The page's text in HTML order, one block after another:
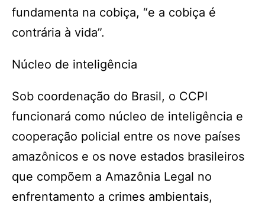
fundamenta na cobiça, “e a cobiça é
contrária à vida”.
Núcleo de inteligência
Sob coordenação do Brasil, o CCPI
funcionará como núcleo de inteligência e
cooperação policial entre os nove países
amazônicos e os nove estados brasileiros
que compõem a Amazônia Legal no
enfrentamento a crimes ambientais,